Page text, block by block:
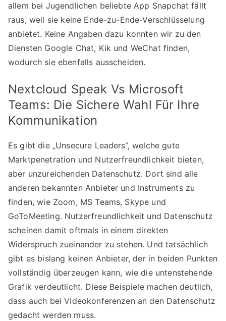
allem bei Jugendlichen beliebte App Snapchat fällt
raus, weil sie keine Ende-zu-Ende-Verschlüsselung
anbietet. Keine Angaben dazu konnten wir zu den
Diensten Google Chat, Kik und WeChat finden,
wodurch sie ebenfalls ausscheiden.
Nextcloud Speak Vs Microsoft
Teams: Die Sichere Wahl Für Ihre
Kommunikation
Es gibt die „Unsecure Leaders“, welche gute
Marktpenetration und Nutzerfreundlichkeit bieten,
aber unzureichenden Datenschutz. Dort sind alle
anderen bekannten Anbieter und Instruments zu
finden, wie Zoom, MS Teams, Skype und
GoToMeeting. Nutzerfreundlichkeit und Datenschutz
scheinen damit oftmals in einem direkten
Widerspruch zueinander zu stehen. Und tatsächlich
gibt es bislang keinen Anbieter, der in beiden Punkten
vollständig überzeugen kann, wie die untenstehende
Grafik verdeutlicht. Diese Beispiele machen deutlich,
dass auch bei Videokonferenzen an den Datenschutz
gedacht werden muss.